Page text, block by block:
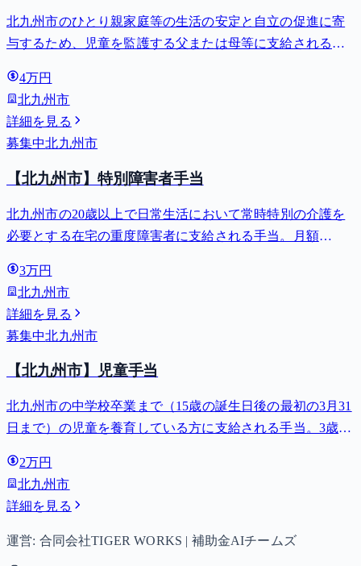
北九州市のひとり親家庭等の生活の安定と自立の促進に寄
与するため、児童を監護する父または母等に支給される手
4万円
北九州市
詳細を見る
募集中北九州市
【北九州市】特別障害者手当
北九州市の20歳以上で日常生活において常時特別の介護を
必要とする在宅の重度障害者に支給される手当。月額
3万円
北九州市
詳細を見る
募集中北九州市
【北九州市】児童手当
北九州市の中学校卒業まで（15歳の誕生日後の最初の3月31
日まで）の児童を養育している方に支給される手当。3歳未
（第3子以降は15,000円）、中学生は月額10,000円。
2万円
北九州市
詳細を見る
運営: 合同会社TIGER WORKS | 補助金AIチームズ